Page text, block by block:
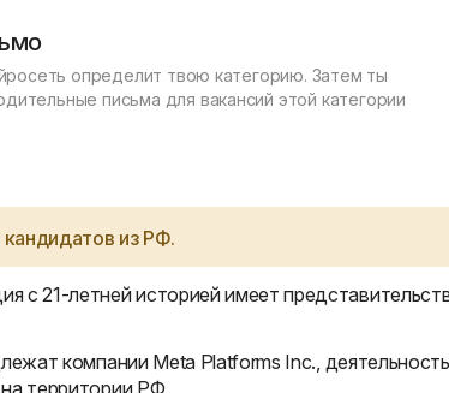
определит твою категорию. Затем ты
письма для вакансий этой категории
кандидатов из РФ.
с 21-летней историей имеет
компании Meta Platforms Inc.,
территории РФ